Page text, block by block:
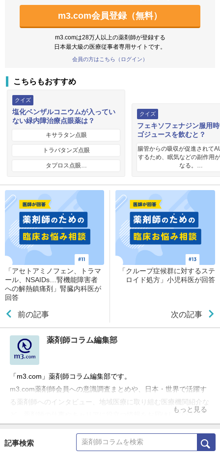
m3.com会員登録（無料）
m3.comは28万人以上の薬剤師が登録する
日本最大級の医療従事者専用サイトです。
会員の方はこちら（ログイン）
こちらもおすすめ
クイズ
塩化ベンザルコニウムが入ってい
ない緑内障治療点眼薬は？
キサラタン点眼
トラバタンズ点眼
タプロス点眼…
クイズ
フェキソフェナジン服用
ゴジュースを飲むと？
腸管からの吸収が促進されて
するため、眠気などの副作用
なる。…
「アセトアミノフェン、トラマ
ール、NSAIDs…腎機能障害者
への解熱鎮痛剤」腎臓内科医が
回答
前の記事
「クループ症候群に対するステ
ロイド処方」小児科医が回答
次の記事
薬剤師コラム編集部
「m3.com」薬剤師コラム編集部です。
m3.com薬剤師会員への意識調査まとめや、日本・世界で活躍す
る薬剤師へのインタビュー、地域医療に取り組む医療機関紹介な
ど、薬剤師の仕事やキャリアに役立つ情報をお届けしています。
もっと見る
記事検索